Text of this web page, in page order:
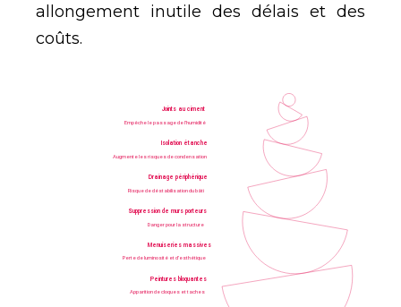
allongement inutile des délais et des
coûts.